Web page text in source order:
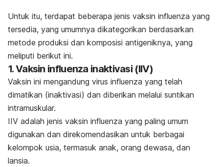
Untuk itu, terdapat beberapa jenis vaksin influenza yang
tersedia, yang umumnya dikategorikan berdasarkan
metode produksi dan komposisi antigeniknya, yang
meliputi berikut ini.
1. Vaksin influenza inaktivasi (IIV)
Vaksin ini mengandung virus influenza yang telah
dimatikan (inaktivasi) dan diberikan melalui suntikan
intramuskular.
IIV adalah jenis vaksin influenza yang paling umum
digunakan dan direkomendasikan untuk berbagai
kelompok usia, termasuk anak, orang dewasa, dan
lansia.